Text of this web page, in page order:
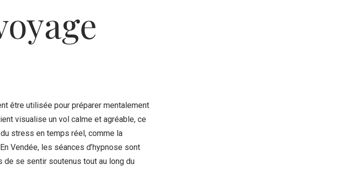
être utilisée pour préparer mentalement
visualise un vol calme et agréable, ce
stress en temps réel, comme la
Vendée, les séances d’hypnose sont
se sentir soutenus tout au long du